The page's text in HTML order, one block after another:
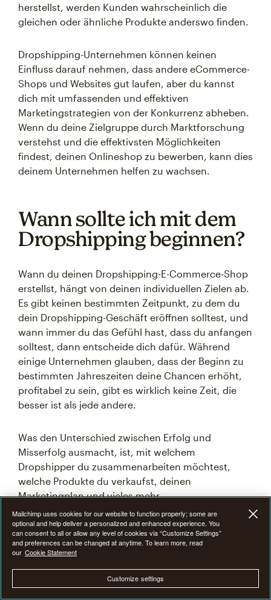
herstellst, werden Kunden wahrscheinlich die
gleichen oder ähnliche Produkte anderswo finden.
Dropshipping-Unternehmen können keinen
Einfluss darauf nehmen, dass andere eCommerce-
Shops und Websites gut laufen, aber du kannst
dich mit umfassenden und effektiven
Marketingstrategien von der Konkurrenz abheben.
Wenn du deine Zielgruppe durch Marktforschung
verstehst und die effektivsten Möglichkeiten
findest, deinen Onlineshop zu bewerben, kann dies
deinem Unternehmen helfen zu wachsen.
Wann sollte ich mit dem
Dropshipping beginnen?
Wann du deinen Dropshipping-E-Commerce-Shop
erstellst, hängt von deinen individuellen Zielen ab.
Es gibt keinen bestimmten Zeitpunkt, zu dem du
dein Dropshipping-Geschäft eröffnen solltest, und
wann immer du das Gefühl hast, dass du anfangen
solltest, dann entscheide dich dafür. Während
einige Unternehmen glauben, dass der Beginn zu
bestimmten Jahreszeiten deine Chancen erhöht,
profitabel zu sein, gibt es wirklich keine Zeit, die
besser ist als jede andere.
Was den Unterschied zwischen Erfolg und
Misserfolg ausmacht, ist, mit welchem
Dropshipper du zusammenarbeiten möchtest,
welche Produkte du verkaufst, deinen
Marketingplan und vieles mehr.
Du musst einige Anstrengungen unternehmen, um
Kunden zu gewinnen, da du angesichts des großen
Wettbewerbs, mit dem du konfrontiert bist, dein
Unternehmen hervorheben musst.
Mailchimp uses cookies for our website to function properly; some are
optional and help deliver a personalized and enhanced experience. You
can consent to all or allow any level of cookies via “Customize Settings”
and preferences can be changed at anytime. To learn more, read
our Cookie Statement
Customize settings